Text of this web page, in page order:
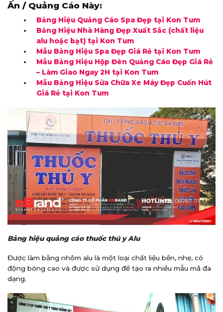
Ấn / Quảng Cáo Này:
Bảng Hiệu Quảng Cáo Spa Đẹp tại Kon Tum
Bảng Hiệu Nhà Hàng Đẹp Xuất Sắc (chất liệu
alu hoặc bạt) tại Kon Tum
Mẫu Bảng Hiệu Spa Đẹp Giá Rẻ tại Kon Tum
Mẫu Bảng Hiệu Hộp Đèn Quảng Cáo Đẹp Giá Rẻ
– Làm Giao Ngay 2H tại Kon Tum
Mẫu Bảng Hiệu Sửa Chữa Xe Máy Đẹp Cuốn Hút
Giá Rẻ tại Kon Tum
Bảng hiệu quảng cáo thuốc thú y Alu
Được làm bằng nhôm alu là một loại chất liệu bền, nhẹ, có
động bóng cao và được sử dụng để tạo ra nhiều mẫu mã đa
dạng.